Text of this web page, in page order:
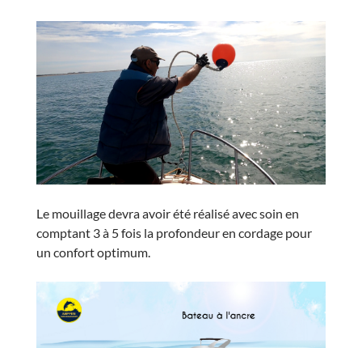
Le mouillage devra avoir été réalisé avec soin en
comptant 3 à 5 fois la profondeur en cordage pour
un confort optimum.